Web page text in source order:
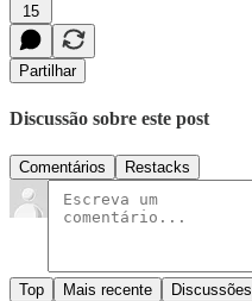
15
Partilhar
Discussão sobre este post
Comentários Restacks
Top Mais recente Discussões